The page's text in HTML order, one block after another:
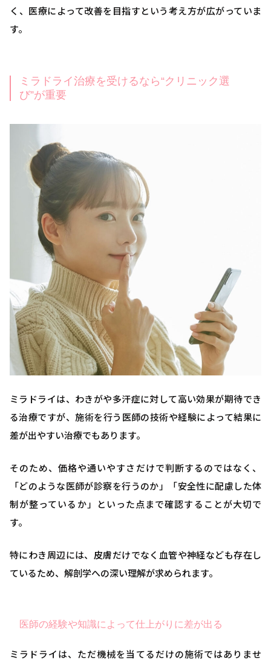
く、医療によって改善を目指すという考え方が広がっていま
す。
ミラドライ治療を受けるなら“クリニック選
び”が重要
ミラドライは、わきがや多汗症に対して高い効果が期待でき
る治療ですが、施術を行う医師の技術や経験によって結果に
差が出やすい治療でもあります。
そのため、価格や通いやすさだけで判断するのではなく、
「どのような医師が診察を行うのか」「安全性に配慮した体
制が整っているか」といった点まで確認することが大切で
す。
特にわき周辺には、皮膚だけでなく血管や神経なども存在し
ているため、解剖学への深い理解が求められます。
医師の経験や知識によって仕上がりに差が出る
ミラドライは、ただ機械を当てるだけの施術ではありませ